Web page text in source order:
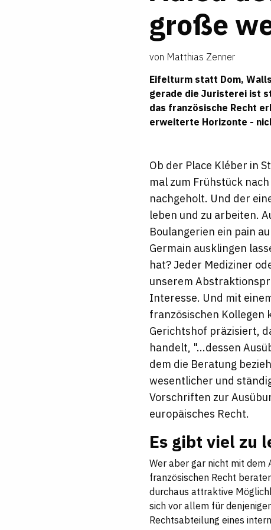
große
von Matthias Zenner
Eifelturm statt Dom,
gerade die Juristerei ist
das französische Recht
erweiterte Horizonte -
Ob der Place Kléber in
mal zum Frühstück
nachgeholt. Und der
leben und zu arbeiten.
Boulangerien ein pain
Germain ausklingen
hat? Jeder Mediziner
unserem
Interesse. Und mit
französischen Kollegen
Gerichtshof präzisiert,
handelt, "...dessen
dem die Beratung
wesentlicher und
Vorschriften zur
europäisches Recht.
Es gibt viel zu
Wer aber gar nicht mit dem
französischen Recht
durchaus attraktive
sich vor allem für
Rechtsabteilung eines